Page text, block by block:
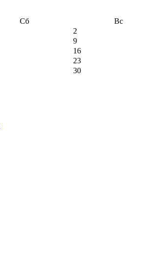
Сб Вс
2
9
16
23
30